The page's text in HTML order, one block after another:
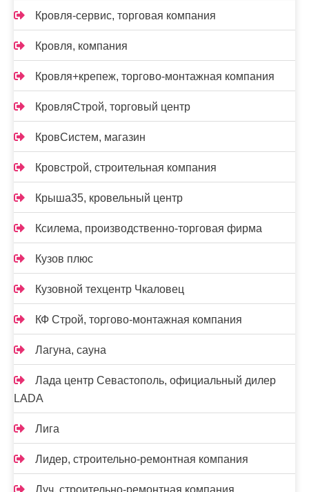
Кровля-сервис, торговая компания
Кровля, компания
Кровля+крепеж, торгово-монтажная компания
КровляСтрой, торговый центр
КровСистем, магазин
Кровстрой, строительная компания
Крыша35, кровельный центр
Ксилема, производственно-торговая фирма
Кузов плюс
Кузовной техцентр Чкаловец
КФ Строй, торгово-монтажная компания
Лагуна, сауна
Лада центр Севастополь, официальный дилер
LADA
Лига
Лидер, строительно-ремонтная компания
Луч, строительно-ремонтная компания